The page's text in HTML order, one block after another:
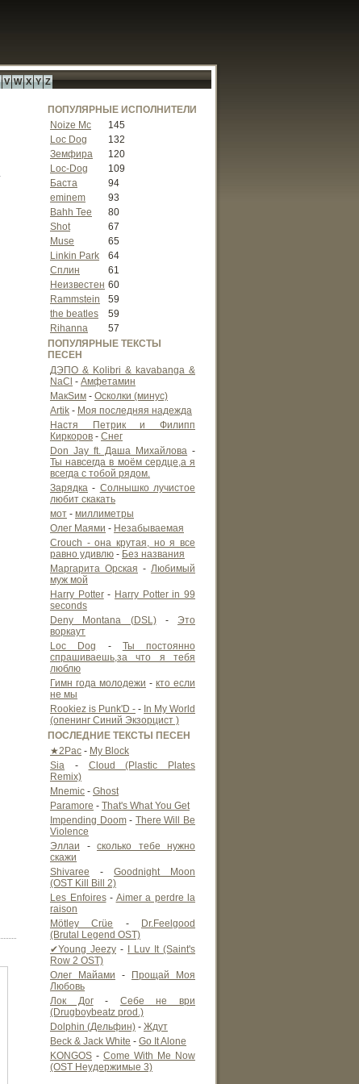
V W X Y Z
ПОПУЛЯРНЫЕ ИСПОЛНИТЕЛИ
Noize Mc
145
Loc Dog
132
Земфира
120
Loc-Dog
109
Баста
94
eminem
93
Bahh Tee
80
Shot
67
Muse
65
Linkin Park
64
Сплин
61
Неизвестен 60
Rammstein
59
the beatles
59
Rihanna
57
ПОПУЛЯРНЫЕ ТЕКСТЫ
ПЕСЕН
ДЭПО & Kolibri & kavabanga &
NaCl - Амфетамин
МакSим - Осколки (минус)
Artik - Моя последняя надежда
Настя Петрик и Филипп
Киркоров - Снег
Don Jay ft. Даша Михайлова -
Ты навсегда в моём сердце,а я
всегда с тобой рядом.
Зарядка - Солнышко лучистое
любит скакать
мот - миллиметры
Олег Маями - Незабываемая
Crouch - она крутая, но я все
равно удивлю - Без названия
Маргарита Орская - Любимый
муж мой
Harry Potter- Harry Potter in 99
seconds
Deny Montana (DSL)- Это
воркаут
Loc Dog - Ты постоянно
спрашиваешь,за что я тебя
люблю
Гимн года молодежи - кто если
не мы
Rookiez is Punk'D - - In My World
(опенинг Синий Экзорцист )
ПОСЛЕДНИЕ ТЕКСТЫ ПЕСЕН
★2Pac - My Block
Sia - Cloud (Plastic Plates
Remix)
Mnemic - Ghost
Paramore - That's What You Get
Impending Doom- There Will Be
Violence
Эллаи - сколько тебе нужно
скажи
Shivaree - Goodnight Moon
(OST Kill Bill 2)
Les Enfoires- Aimer a perdre la
raison
Mötley Crüe -
Dr.Feelgood
(Brutal Legend OST)
✔Young Jeezy -
I Luv It (Saint's
Row 2 OST)
Олег Майами -
Прощай Моя
Любовь
Лок Дог- Себе не ври
(Drugboybeatz prod.)
Dolphin (Дельфин) - Ждут
Beck & Jack White - Go It Alone
KONGOS - Come With Me Now
(OST Неудержимые 3)